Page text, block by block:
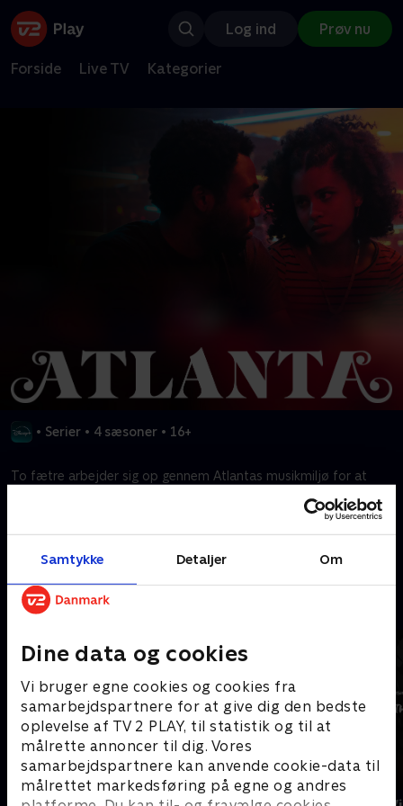
Samtykke Detaljer Om
Dine data og cookies
Vi bruger egne cookies og cookies fra
samarbejdspartnere for at give dig den bedste
oplevelse af TV 2 PLAY, til statistik og til at
målrette annoncer til dig. Vores
samarbejdspartnere kan anvende cookie-data til
målrettet markedsføring på egne og andres
Log ind Prøv nu
Forside Live TV Kategorier
• Serier • 4 sæsoner • 16+
To fætre arbejder sig op gennem Atlantas musikmiljø for at
Mere indhold fra Disney+